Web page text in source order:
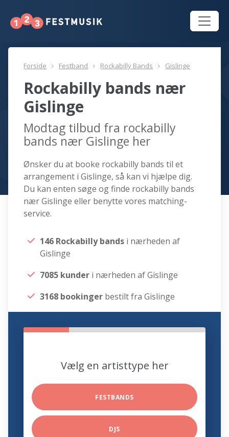
Forside Festband Rockabilly Bands Gislinge
Rockabilly bands nær
Gislinge
Modtag tilbud fra rockabilly
bands nær Gislinge her
Ønsker du at booke rockabilly bands til et
arrangement i Gislinge, så kan vi hjælpe dig.
Du kan enten søge og finde rockabilly bands
nær Gislinge eller benytte vores matching-
service.
146 Rockabilly bands i nærheden af
Gislinge
7085 kunder i nærheden af Gislinge
3168 bookinger bestilt fra Gislinge
Vælg en artisttype her
FESTBANDS
DJS